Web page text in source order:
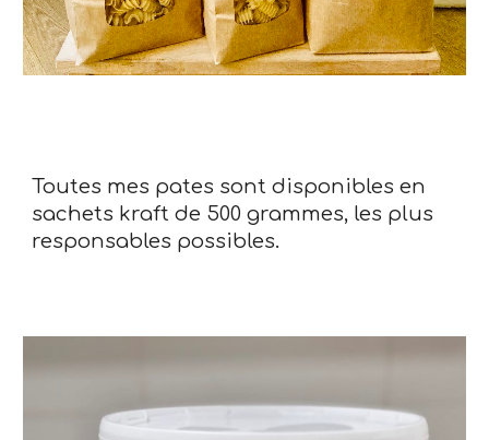
Toutes mes pates sont disponibles en
sachets kraft de 500 grammes, les plus
responsables possibles.